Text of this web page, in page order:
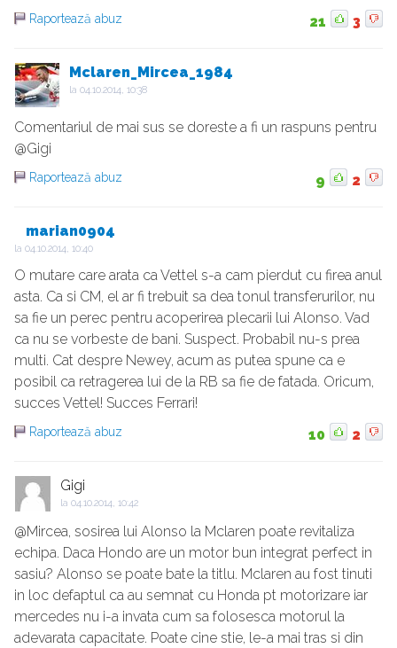
Raportează abuz 21 3
Mclaren_Mircea_1984
la 04.10.2014, 10:38
Comentariul de mai sus se doreste a fi un raspuns pentru
@Gigi
Raportează abuz 9 2
marian0904
la 04.10.2014, 10:40
O mutare care arata ca Vettel s-a cam pierdut cu firea anul
asta. Ca si CM, el ar fi trebuit sa dea tonul transferurilor, nu
sa fie un perec pentru acoperirea plecarii lui Alonso. Vad
ca nu se vorbeste de bani. Suspect. Probabil nu-s prea
multi. Cat despre Newey, acum as putea spune ca e
posibil ca retragerea lui de la RB sa fie de fatada. Oricum,
succes Vettel! Succes Ferrari!
Raportează abuz 10 2
Gigi
la 04.10.2014, 10:42
@Mircea, sosirea lui Alonso la Mclaren poate revitaliza
echipa. Daca Hondo are un motor bun integrat perfect in
sasiu? Alonso se poate bate la titlu. Mclaren au fost tinuti
in loc defaptul ca au semnat cu Honda pt motorizare iar
mercedes nu i-a invata cum sa folosesca motorul la
adevarata capacitate. Poate cine stie, le-a mai tras si din